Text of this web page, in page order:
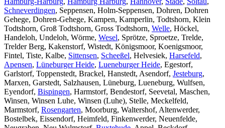
Schneverdingen, Seppensen, Holm-Seppensen, Dohren, Dohren
Gehege, Dohren-Gehege, Kampen, Kamperlin, Todtshorn, Klein
Todtshorn, Groß Todtshorn, Gross Todtshorn, Welle, Höckel,
Handeloh, Undeloh, Wörme, Wesel, Sprötze, Sproetze, Trelde,
Trelder Berg, Kakenstorf, Wistedt, Königsmoor, Koenigsmoor,
Fintel, Tiste, Kalbe, Sittensen, Scheeßel, Helvesiek, Harsefeld,
Apensen, Lüneburger Heide, Lueneburger Heide, Egestorf,
Garlstorf, Toppenstedt, Brackel, Hanstedt, Asendorf, Jesteburg,
Marxen, Garstedt, Salzhausen, Lüneburg, Lueneburg, Wulfsen,
Eyendorf, Bispingen, Harmstorf, Bendestorf, Seevetal, Maschen,
Winsen, Winsen Luhe, Winsen (Luhe), Stelle, Meckelfeld,
Marmstorf, Rosengarten, Moorburg, Waltershof, Altenwerder,
Bostelbek, Eissendorf, Heimfeld, Finkenwerder, Neuenfelde,